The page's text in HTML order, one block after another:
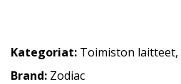
Kategoriat: Toimiston laitteet,
Brand: Zodiac